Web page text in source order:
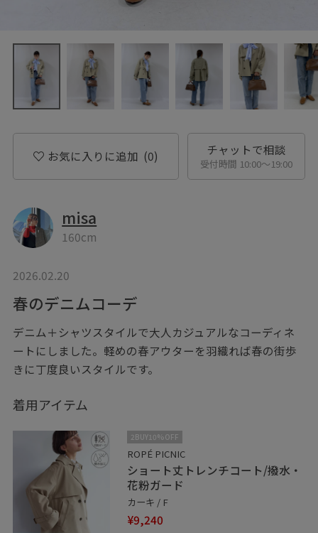
お気に入りに追加 (0) チャットで相談
受付時間 10:00〜19:00
misa
160cm
2026.02.20
春のデニムコーデ
デニム＋シャツスタイルで大人カジュアルなコーディネ
ートにしました。軽めの春アウターを羽織れば春の街歩
きに丁度良いスタイルです。
着用アイテム
2BUY10%OFF
ROPÉ PICNIC
ショート丈トレンチコート/撥水・
花粉ガード
カーキ / F
¥9,240